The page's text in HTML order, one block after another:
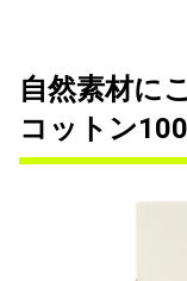
自然素材に
コットン